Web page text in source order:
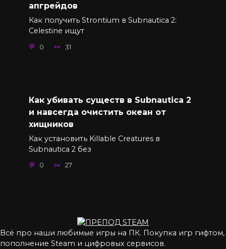
апгрейдов
Как получить Strontium в Subnautica 2:
Celestine ищут
0 31
Как убивать существ в Subnautica 2
и навсегда очистить океан от
хищников
Как установить Killable Creatures в
Subnautica 2 без
0 27
Всё про наши любимые игры на ПК. Покупка игр гифтом,
пополнение Steam и цифровых сервисов.